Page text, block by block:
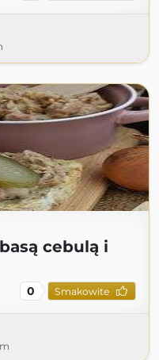
cebulą i
0 Smakowite